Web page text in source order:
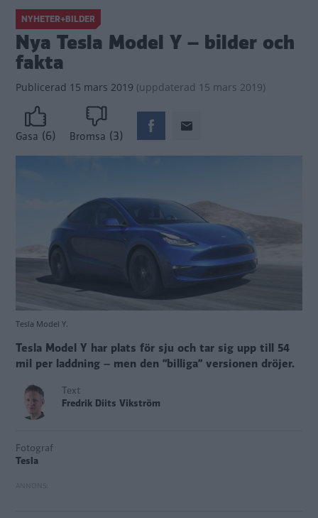
NYHETER+BILDER
Nya Tesla Model Y – bilder och
fakta
Publicerad 15 mars 2019 (uppdaterad 15 mars 2019)
Gasa (6) Bromsa (3)
Tesla Model Y.
Tesla Model Y har plats för sju och tar sig upp till 54
mil per laddning – men den ”billiga” versionen dröjer.
Text
Fredrik Diits Vikström
Fotograf
Tesla